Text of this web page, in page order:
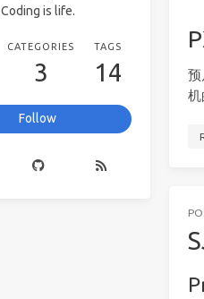
Coding is life.
CATEGORIES
3
TAGS
14
Follow